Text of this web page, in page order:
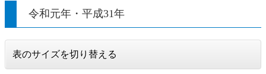
令和元年・平成31年
表のサイズを切り替える